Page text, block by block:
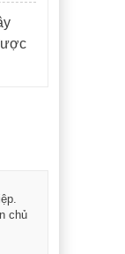
chủ